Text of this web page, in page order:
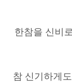
한참을 신비
참 신기하게